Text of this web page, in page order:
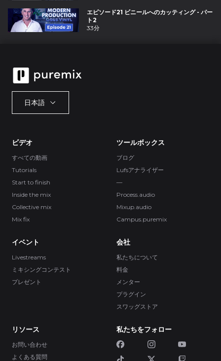
エピソード21 ビニールへのカッティング - パー
ト2
33分
日本語
ビデオ
すべての動画
Tutorials
Start to finish
Inside the mix
Collective mix
Mix fix
ツールボックス
ブログ
Lufsアナライザー
—
Process.audio
Mixup.audio
Campus.puremix
イベント
Livestreams
ミキシングコンテスト
プレゼント
会社
私たちについて
料金
メンター
プラグイン
スワッグストア
リソース
お問い合わせ
よくある質問
私たちをフォロー